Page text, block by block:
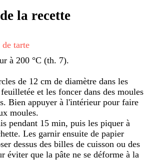
la recette
tarte
à 200 °C (th. 7).
de 12 cm de diamètre dans les
et les foncer dans des moules
Bien appuyer à l'intérieur pour faire
moules.
pendant 15 min, puis les piquer à
Les garnir ensuite de papier
dessus des billes de cuisson ou des
éviter que la pâte ne se déforme à la